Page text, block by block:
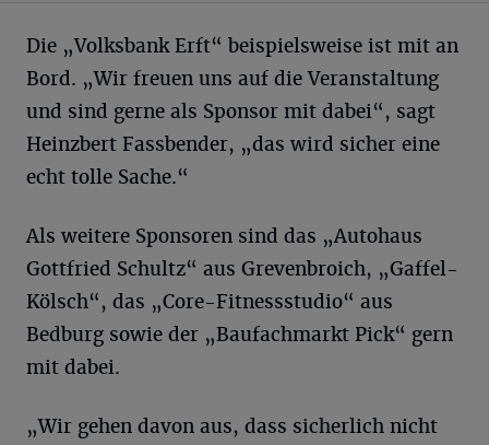
Die „Volksbank Erft“ beispielsweise ist mit an
Bord. „Wir freuen uns auf die Veranstaltung
und sind gerne als Sponsor mit dabei“, sagt
Heinzbert Fassbender, „das wird sicher eine
echt tolle Sache.“
Als weitere Sponsoren sind das „Autohaus
Gottfried Schultz“ aus Grevenbroich, „Gaffel-
Kölsch“, das „Core-Fitnessstudio“ aus
Bedburg sowie der „Baufachmarkt Pick“ gern
mit dabei.
„Wir gehen davon aus, dass sicherlich nicht